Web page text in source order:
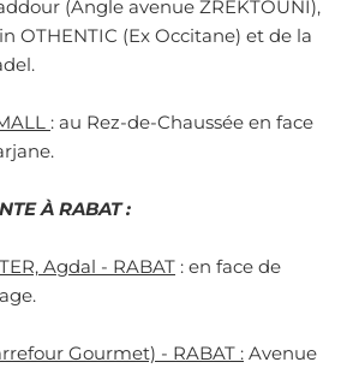
(Angle avenue ZREKTOUNI),
OTHENTIC (Ex Occitane) et de la
: au Rez-de-Chaussée en face
À RABAT :
Agdal - RABAT : en face de
Gourmet) - RABAT : Avenue